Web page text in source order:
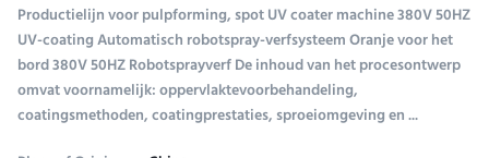
Productielijn voor pulpforming, spot UV coater machine 380V 50HZ
UV-coating Automatisch robotspray-verfsysteem Oranje voor het
bord 380V 50HZ Robotsprayverf De inhoud van het procesontwerp
omvat voornamelijk: oppervlaktevoorbehandeling,
coatingsmethoden, coatingprestaties, sproeiomgeving en ...